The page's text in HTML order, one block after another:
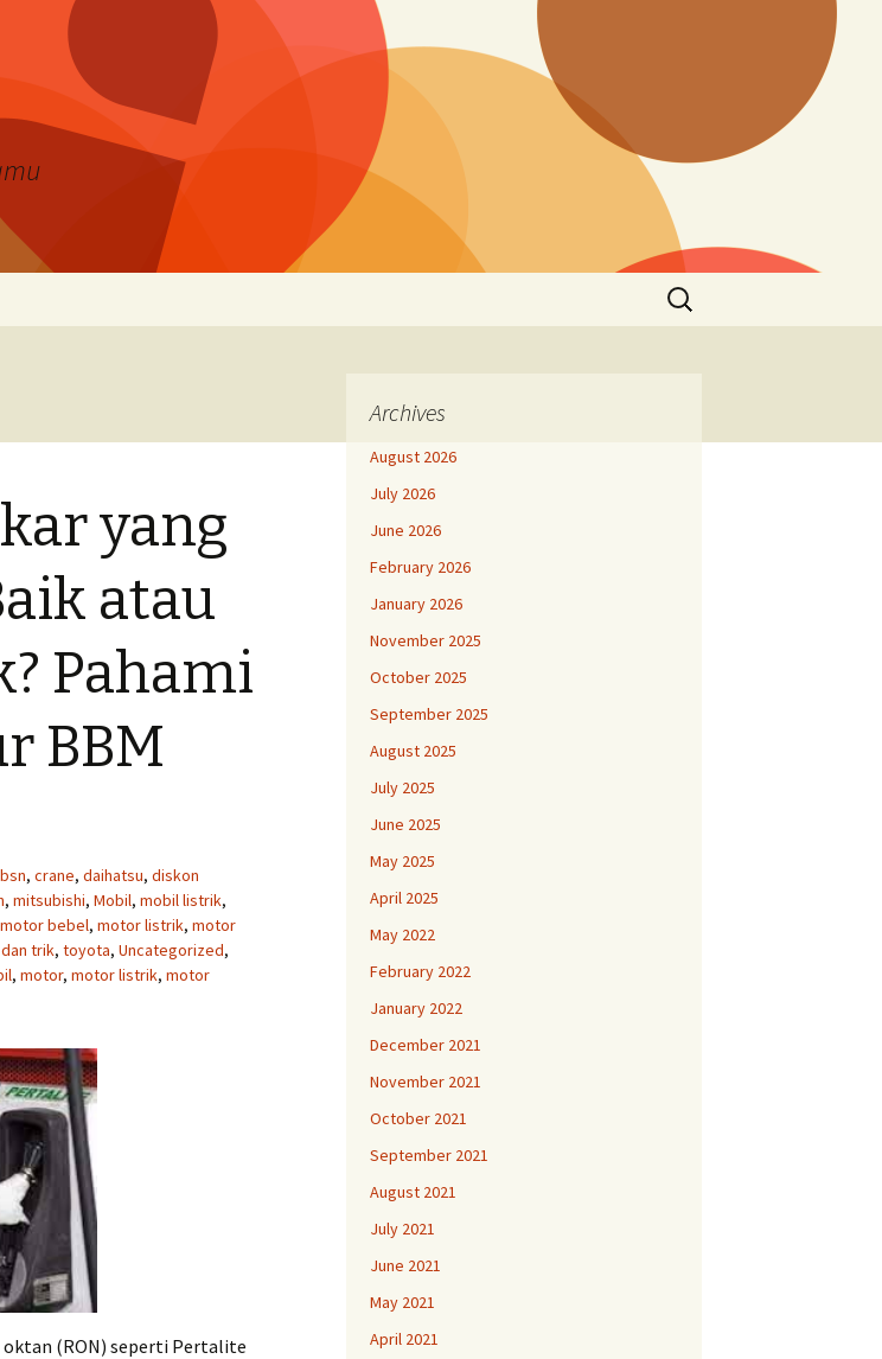
Search
for:
yang
atau
Pahami
BBM
bsn, crane, daihatsu, diskon
, mitsubishi, Mobil, mobil listrik,
motor bebel, motor listrik, motor
trik, toyota, Uncategorized,
, motor, motor listrik, motor
oktan (RON) seperti Pertalite
Archives
August 2026
July 2026
June 2026
February 2026
January 2026
November 2025
October 2025
September 2025
August 2025
July 2025
June 2025
May 2025
April 2025
May 2022
February 2022
January 2022
December 2021
November 2021
October 2021
September 2021
August 2021
July 2021
June 2021
May 2021
April 2021